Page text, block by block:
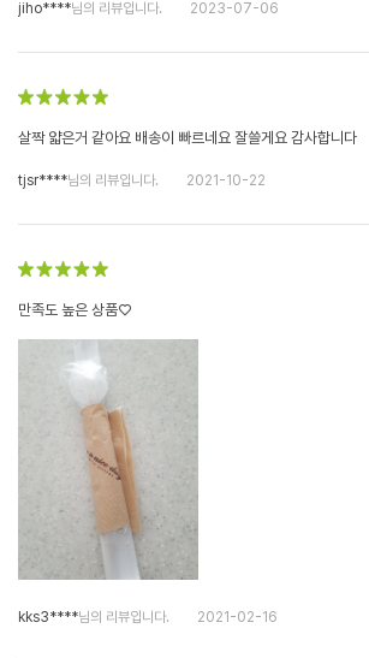
jiho****님의 리뷰입니다. 2023-07-06
살짝 얇은거 같아요 배송이 빠르네요 잘쓸게요 감사합니다
tjsr****님의 리뷰입니다. 2021-10-22
만족도 높은 상품♡
kks3****님의 리뷰입니다. 2021-02-16